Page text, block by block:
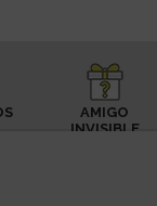
AMIGO
INVISIBLE